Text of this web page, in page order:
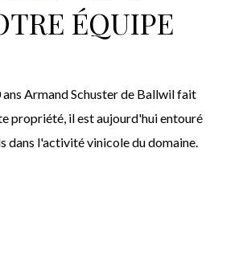
ÉQUIPE
ans Armand Schuster de Ballwil fait
propriété, il est aujourd'hui entouré
dans l'activité vinicole du domaine.